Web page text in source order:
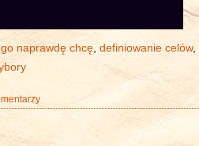
naprawdę chcę definiowanie celów,